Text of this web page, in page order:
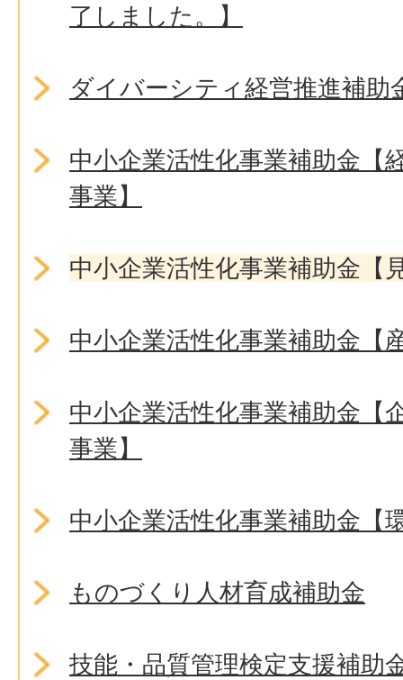
了しました。】
ダイバーシティ経営推進補助
中小企業活性化事業補助金【
事業】
中小企業活性化事業補助金【
中小企業活性化事業補助金【
中小企業活性化事業補助金【
事業】
中小企業活性化事業補助金【
ものづくり人材育成補助金
技能・品質管理検定支援補助